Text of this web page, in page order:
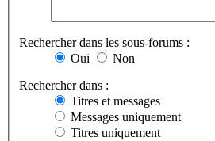
Rechercher dans les sous-forums :
Oui
Non
Rechercher dans :
Titres et messages
Messages uniquement
Titres uniquement